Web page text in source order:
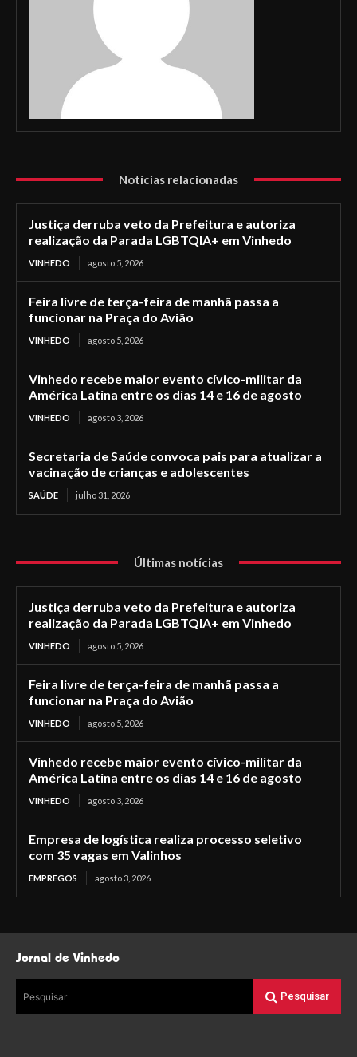
Notícias relacionadas
Justiça derruba veto da Prefeitura e autoriza
realização da Parada LGBTQIA+ em Vinhedo
VINHEDO agosto 5, 2026
Feira livre de terça-feira de manhã passa a
funcionar na Praça do Avião
VINHEDO agosto 5, 2026
Vinhedo recebe maior evento cívico-militar da
América Latina entre os dias 14 e 16 de agosto
VINHEDO agosto 3, 2026
Secretaria de Saúde convoca pais para atualizar a
vacinação de crianças e adolescentes
SAÚDE julho 31, 2026
Últimas notícias
Justiça derruba veto da Prefeitura e autoriza
realização da Parada LGBTQIA+ em Vinhedo
VINHEDO agosto 5, 2026
Feira livre de terça-feira de manhã passa a
funcionar na Praça do Avião
VINHEDO agosto 5, 2026
Vinhedo recebe maior evento cívico-militar da
América Latina entre os dias 14 e 16 de agosto
VINHEDO agosto 3, 2026
Empresa de logística realiza processo seletivo
com 35 vagas em Valinhos
EMPREGOS agosto 3, 2026
Jornal de Vinhedo
Pesquisar Pesquisar